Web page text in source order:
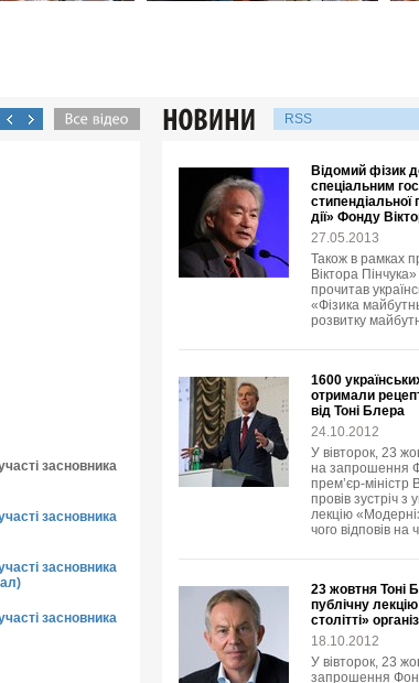
засновника
засновника
засновника
засновника
RSS
Відомий фізик
спеціальним
стипендіальної
дії» Фонду
27.05.2013
Також в рамках
Віктора
прочитав
«Фізика
розвитку
1600
отримали
від Тоні Блера
24.10.2012
У вівторок, 23
на запрошення
прем’єр-міністр
провів зустріч
лекцію
чого відповів на
23 жовтня Тоні
публічну лекцію
столітті»
18.10.2012
У вівторок, 23
запрошення